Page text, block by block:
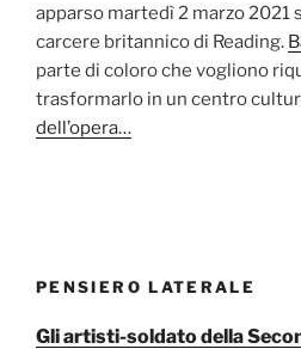
apparso martedì 2 marzo 2021
carcere britannico di Reading.
parte di coloro che vogliono
trasformarlo in un centro
dell’opera…
PENSIERO LATERALE
Gli artisti-soldato della